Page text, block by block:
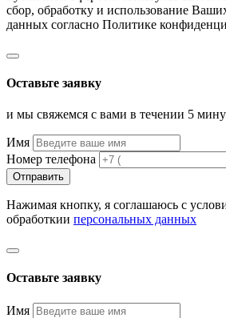
сбор, обработку и использование
данных согласно Политике
Оставьте заявку
и мы свяжемся с вами в течении 5
Имя
Номер телефона
Отправить
Нажимая кнопку, я соглашаюсь с
обработкии персональных данных
Оставьте заявку
Имя